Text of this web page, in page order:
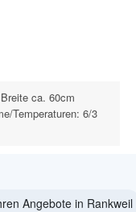
ca. 60cm
Temperaturen: 6/3
Angebote in Rankweil